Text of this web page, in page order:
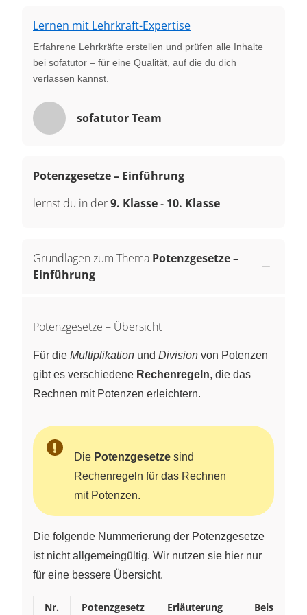
Lernen mit Lehrkraft-Expertise
Erfahrene Lehrkräfte erstellen und prüfen alle Inhalte
bei sofatutor – für eine Qualität, auf die du dich
verlassen kannst.
sofatutor Team
Potenzgesetze – Einführung
lernst du in der9. Klasse- 10. Klasse
Grundlagen zum Thema Potenzgesetze –
Einführung
Potenzgesetze – Übersicht
Für die Multiplikation und Division von Potenzen
gibt es verschiedene Rechenregeln, die das
Rechnen mit Potenzen erleichtern.
Die Potenzgesetze sind
Rechenregeln für das Rechnen
mit Potenzen.
Die folgende Nummerierung der Potenzgesetze
ist nicht allgemeingültig. Wir nutzen sie hier nur
für eine bessere Übersicht.
Nr. Potenzgesetz Erläuterung Beispiel